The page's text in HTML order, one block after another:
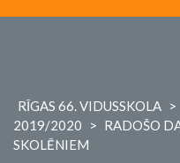
RĪGAS 66. VIDUSSKOLA >
2019/2020
> RADOŠO
SKOLĒNIEM